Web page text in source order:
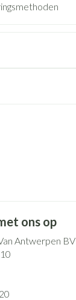
ons op
Antwerpen BV